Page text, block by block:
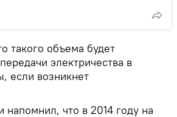
такого объема будет
электричества в
если возникнет
напомнил, что в 2014 году на